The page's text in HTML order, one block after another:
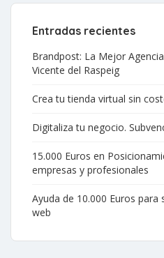
Entradas recientes
Brandpost: La Mejor
Vicente del Raspeig
Crea tu tienda virtual sin
Digitaliza tu negocio.
15.000 Euros en
empresas y profesionales
Ayuda de 10.000 Euros
web